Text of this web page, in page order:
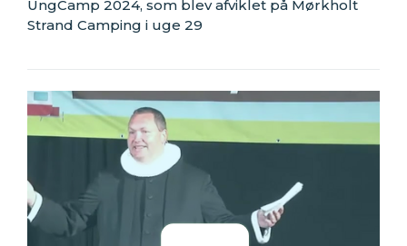
UngCamp 2024, som blev afviklet på Mørkholt
Strand Camping i uge 29